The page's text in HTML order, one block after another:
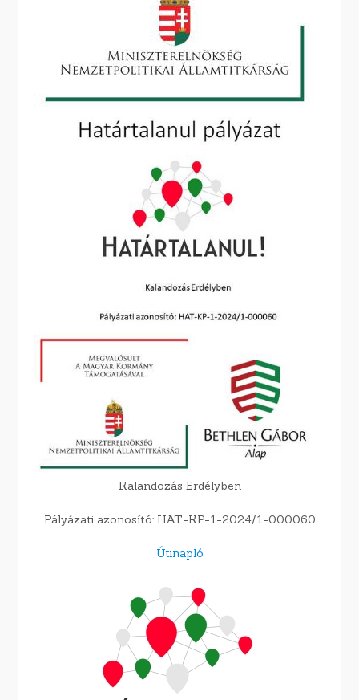
Kalandozás Erdélyben
Pályázati azonosító: HAT-KP-1-2024/1-000060
Útinapló
---